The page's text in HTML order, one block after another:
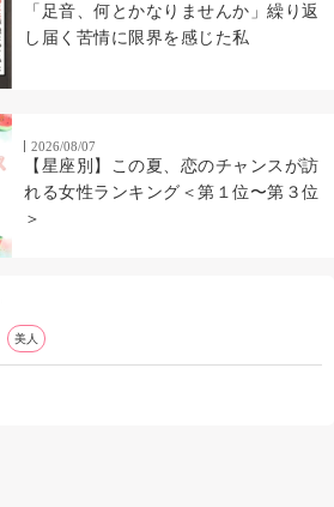
「足音、何とかなりませんか」繰り返
し届く苦情に限界を感じた私
2026/08/07
【星座別】この夏、恋のチャンスが訪
れる女性ランキング＜第１位〜第３位
＞
美人